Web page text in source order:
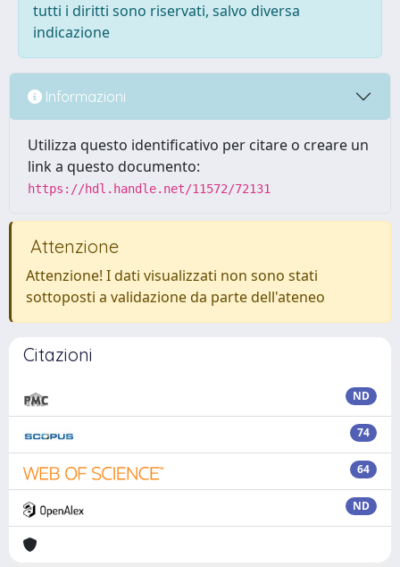
tutti i diritti sono riservati, salvo diversa
indicazione
Informazioni
Utilizza questo identificativo per citare o creare un
link a questo documento:
https://hdl.handle.net/11572/72131
Attenzione
Attenzione! I dati visualizzati non sono stati
sottoposti a validazione da parte dell'ateneo
Citazioni
ND
74
64
ND